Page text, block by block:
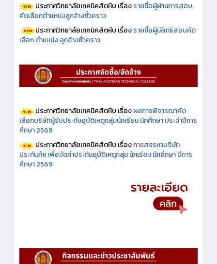
ประกาศวิทยาลัยเทคนิคสัตหีบ เรื่องรายชื่อผู้ผ่านการสอบ
คัดเลือกตำแหน่งลูกจ้างชั่วคราว
ประกาศวิทยาลัยเทคนิคสัตหีบ เรื่องรายชื่อผู้มีสิทธิสอบคัด
เลือก ตำแหน่ง ลูกจ้างชั่วคราว
ประกาศวิทยาลัยเทคนิคสัตหีบ เรื่องผลการพิจารณาคัด
เลือกบริษัทผู้รับประกันอุบัติเหตุกลุ่มนักเรียน นักศึกษา ประจำปีการ
ศึกษา 2569
ประกาศวิทยาลัยเทคนิคสัตหีบ เรื่องการสรรหาบริษัท
ประกันภัย เพื่อจัดทำประกันอุบัติเหตุกลุ่ม นักเรียน นักศึกษา ปีการ
ศึกษา 2569